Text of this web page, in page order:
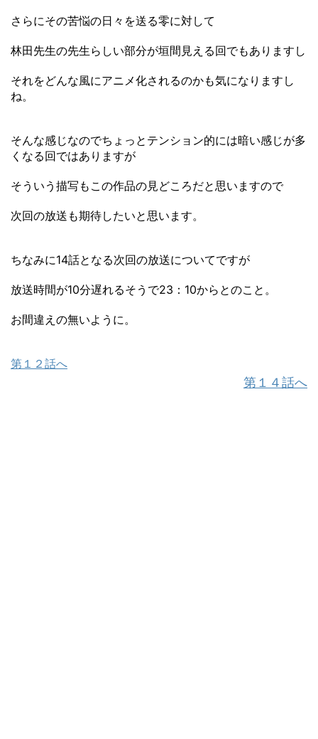
さらにその苦悩の日々を送る零に対して
林田先生の先生らしい部分が垣間見える回でもありますし
それをどんな風にアニメ化されるのかも気になりますし
ね。
そんな感じなのでちょっとテンション的には暗い感じが多
くなる回ではありますが
そういう描写もこの作品の見どころだと思いますので
次回の放送も期待したいと思います。
ちなみに14話となる次回の放送についてですが
放送時間が10分遅れるそうで23：10からとのこと。
お間違えの無いように。
第１２話へ
第１４話へ